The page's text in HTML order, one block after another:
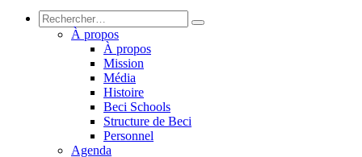
À propos
À propos
Mission
Média
Histoire
Beci Schools
Structure de Beci
Personnel
Agenda